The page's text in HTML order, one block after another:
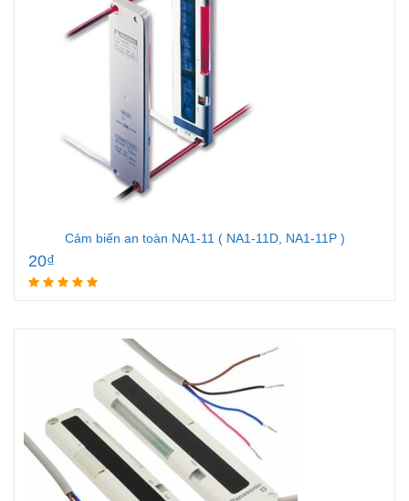
Cảm biến an toàn NA1-11 ( NA1-11D, NA1-11P )
20₫